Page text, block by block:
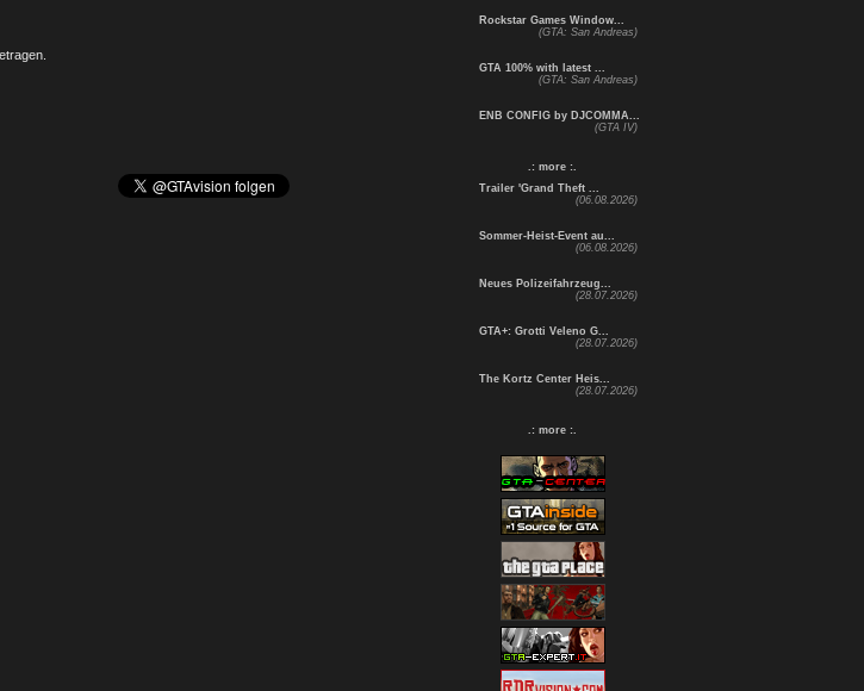
Rockstar Games Window...
(GTA: San Andreas)
GTA 100% with latest ...
(GTA: San Andreas)
ENB CONFIG by DJCOMMA...
(GTA IV)
.: more :.
Trailer 'Grand Theft ...
(06.08.2026)
Sommer-Heist-Event au...
(06.08.2026)
Neues Polizeifahrzeug...
(28.07.2026)
GTA+: Grotti Veleno G...
(28.07.2026)
The Kortz Center Heis...
(28.07.2026)
.: more :.